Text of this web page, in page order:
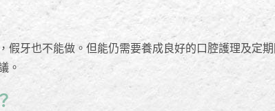
假牙也不能做。但能仍需要養成良好的口腔護理及定
。